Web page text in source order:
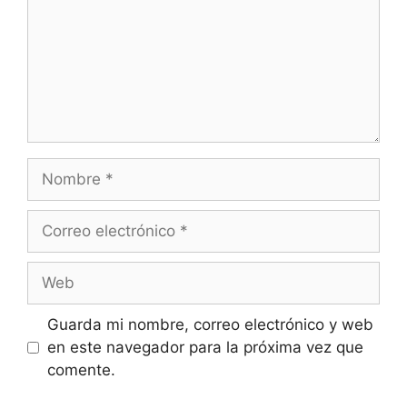
electrónico
Guarda mi nombre, correo electrónico y web
en este navegador para la próxima vez que
comente.